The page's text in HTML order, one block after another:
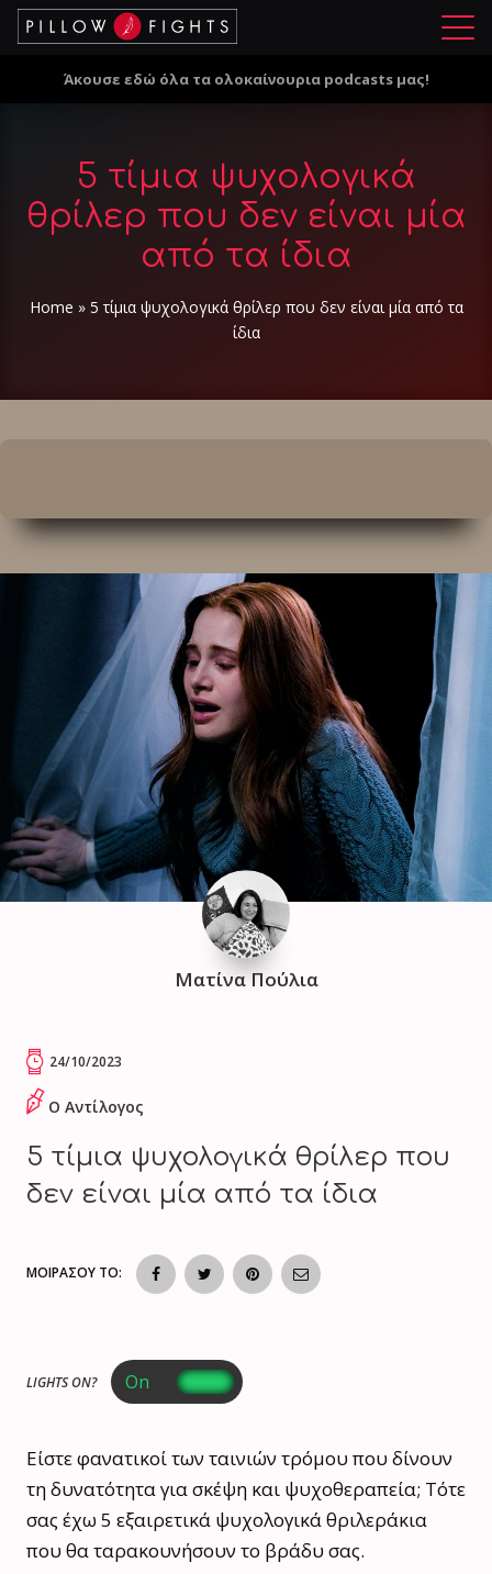
Μ
ο
Άκουσε εδώ όλα τα ολοκαίνουρια podcasts μας!
5 τίμια ψυχολογικά
θρίλερ που δεν είναι μία
από τα ίδια
Home » 5 τίμια ψυχολογικά θρίλερ που δεν είναι μία από τα
ίδια
Ματίνα Πούλια
24/10/2023
Ο Αντίλογος
5 τίμια ψυχολογικά θρίλερ που
δεν είναι μία από τα ίδια
ΜΟΙΡΑΣΟΥ ΤΟ:
LIGHTS ON?
Είστε φανατικοί των ταινιών τρόμου που δίνουν
τη δυνατότητα για σκέψη και ψυχοθεραπεία; Τότε
σας έχω 5 εξαιρετικά ψυχολογικά θριλεράκια
που θα ταρακουνήσουν το βράδυ σας.